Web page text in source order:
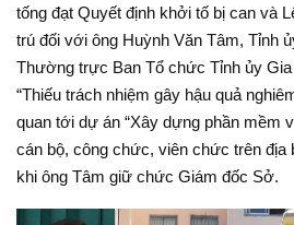
tống đạt Quyết định khởi tố bị can và
trú đối với ông Huỳnh Văn Tâm, Tỉnh
Thường trực Ban Tổ chức Tỉnh ủy
“Thiếu trách nhiệm gây hậu quả
quan tới dự án “Xây dựng phần mềm
cán bộ, công chức, viên chức trên địa
khi ông Tâm giữ chức Giám đốc Sở.